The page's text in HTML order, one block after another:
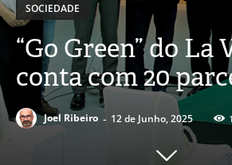
SOCIEDADE
“Go Green” do La
conta com 20
Joel Ribeiro - 12 de Junho, 2025